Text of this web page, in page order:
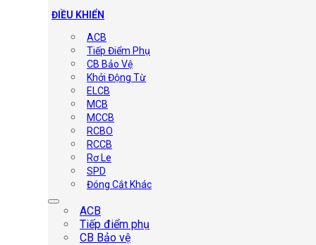
ĐIỀU KHIỂN
ACB
Tiếp Điểm Phụ
CB Bảo Vệ
Khởi Động Từ
ELCB
MCB
MCCB
RCBO
RCCB
Rơ Le
SPD
Đóng Cắt Khác
ACB
Tiếp điểm phụ
CB Bảo vệ